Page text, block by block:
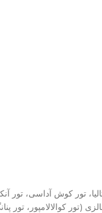
تور کوش آداسی، تور
(تور کوالالامپور، تور